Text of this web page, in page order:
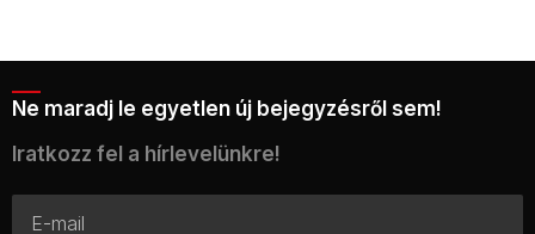
Ne maradj le egyetlen új bejegyzésről sem!
Iratkozz fel a hírlevelünkre!